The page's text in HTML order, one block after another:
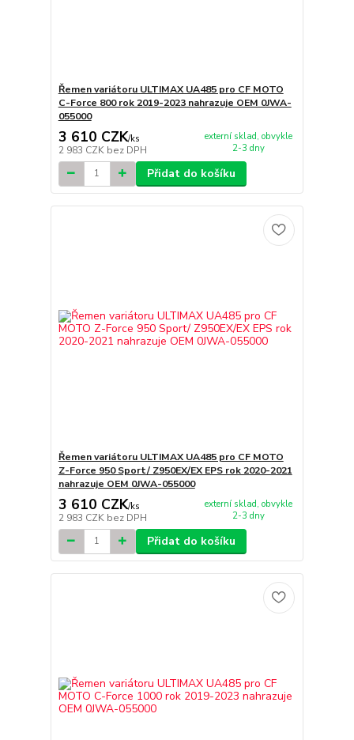
Řemen variátoru ULTIMAX UA485 pro CF MOTO
C-Force 800 rok 2019-2023 nahrazuje OEM 0JWA-
055000
3 610 CZK/ks
2 983 CZK bez DPH
externí sklad, obvykle
2-3 dny
Přidat do košíku
Řemen variátoru ULTIMAX UA485 pro CF MOTO
Z-Force 950 Sport/ Z950EX/EX EPS rok 2020-2021
nahrazuje OEM 0JWA-055000
3 610 CZK/ks
2 983 CZK bez DPH
externí sklad, obvykle
2-3 dny
Přidat do košíku